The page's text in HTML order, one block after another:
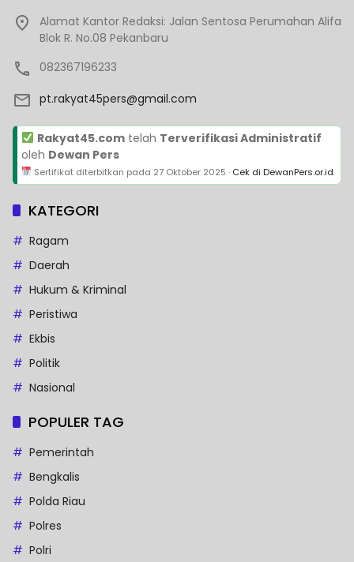
Alamat Kantor Redaksi: Jalan Sentosa Perumahan Alifa
Blok R. No.08 Pekanbaru
082367196233
pt.rakyat45pers@gmail.com
Rakyat45.comtelah Terverifikasi Administratif
oleh Dewan Pers
Sertifikat diterbitkan pada 27 Oktober 2025 · Cek di DewanPers.or.id
KATEGORI
Ragam
Daerah
Hukum & Kriminal
Peristiwa
Ekbis
Politik
Nasional
POPULER TAG
Pemerintah
Bengkalis
Polda Riau
Polres
Polri